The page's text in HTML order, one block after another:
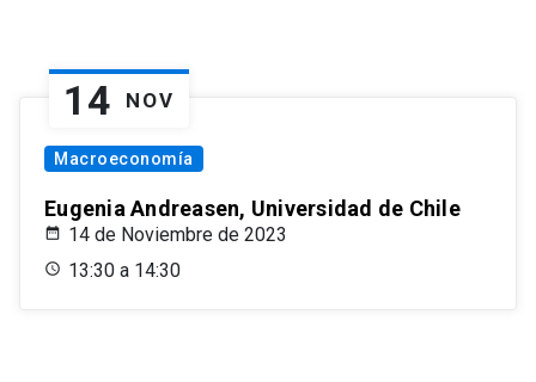
14 NOV
Macroeconomía
Eugenia Andreasen, Universidad de Chile
14 de Noviembre de 2023
13:30 a 14:30